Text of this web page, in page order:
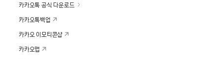
카카오톡 공식 다운로드
카카오톡백업
카카오 이모티콘샵
카카오맵